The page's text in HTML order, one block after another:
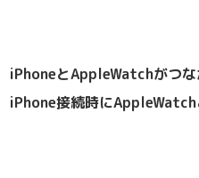
iPhoneとAppleWatchがつ
iPhone接続時にAppleWatch